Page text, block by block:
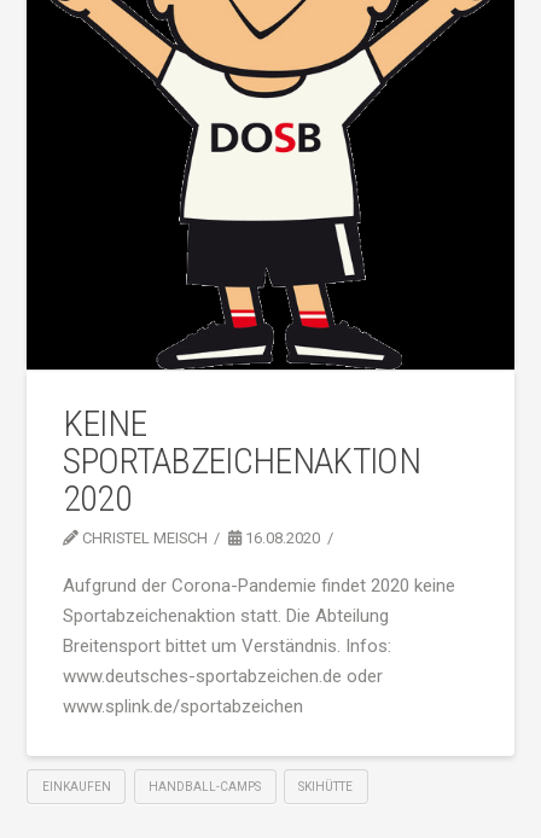
KEINE
SPORTABZEICHENAKTION
2020
CHRISTEL MEISCH 16.08.2020
Aufgrund der Corona-Pandemie findet 2020 keine
Sportabzeichenaktion statt. Die Abteilung
Breitensport bittet um Verständnis. Infos:
www.deutsches-sportabzeichen.de oder
www.splink.de/sportabzeichen
EINKAUFEN HANDBALL-CAMPS SKIHÜTTE